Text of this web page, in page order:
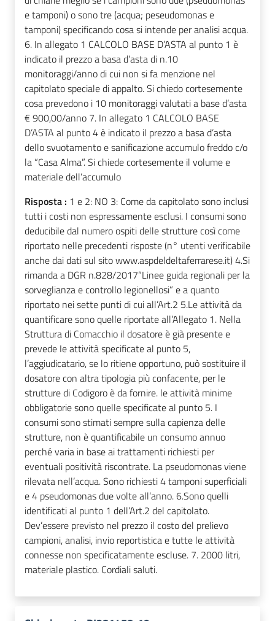
e tamponi) o sono tre (acqua; peseudomonas e
tamponi) specificando cosa si intende per analisi acqua.
6. In allegato 1 CALCOLO BASE D’ASTA al punto 1 è
indicato il prezzo a basa d’asta di n.10
monitoraggi/anno di cui non si fa menzione nel
capitolato speciale di appalto. Si chiedo cortesemente
cosa prevedono i 10 monitoraggi valutati a base d’asta
€ 900,00/anno 7. In allegato 1 CALCOLO BASE
D’ASTA al punto 4 è indicato il prezzo a basa d’asta
dello svuotamento e sanificazione accumulo freddo c/o
la “Casa Alma”. Si chiede cortesemente il volume e
materiale dell’accumulo
Risposta : 1 e 2: NO 3: Come da capitolato sono inclusi
tutti i costi non espressamente esclusi. I consumi sono
deducibile dal numero ospiti delle strutture così come
riportato nelle precedenti risposte (n° utenti verificabile
anche dai dati sul sito www.aspdeldeltaferrarese.it) 4.Si
rimanda a DGR n.828/2017”Linee guida regionali per la
sorveglianza e controllo legionellosi” e a quanto
riportato nei sette punti di cui all’Art.2 5.Le attività da
quantificare sono quelle riportate all’Allegato 1. Nella
Struttura di Comacchio il dosatore è già presente e
prevede Ie attività specificate al punto 5,
l’aggiudicatario, se lo ritiene opportuno, può sostituire il
dosatore con altra tipologia più confacente, per le
strutture di Codigoro è da fornire. le attività minime
obbligatorie sono quelle specificate al punto 5. I
consumi sono stimati sempre sulla capienza delle
strutture, non è quantificabile un consumo annuo
perché varia in base ai trattamenti richiesti per
eventuali positività riscontrate. La pseudomonas viene
rilevata nell’acqua. Sono richiesti 4 tamponi superficiali
e 4 pseudomonas due volte all’anno. 6.Sono quelli
identificati al punto 1 dell’Art.2 del capitolato.
Dev’essere previsto nel prezzo il costo del prelievo
campioni, analisi, invio reportistica e tutte le attività
connesse non specificatamente escluse. 7. 2000 litri,
materiale plastico. Cordiali saluti.